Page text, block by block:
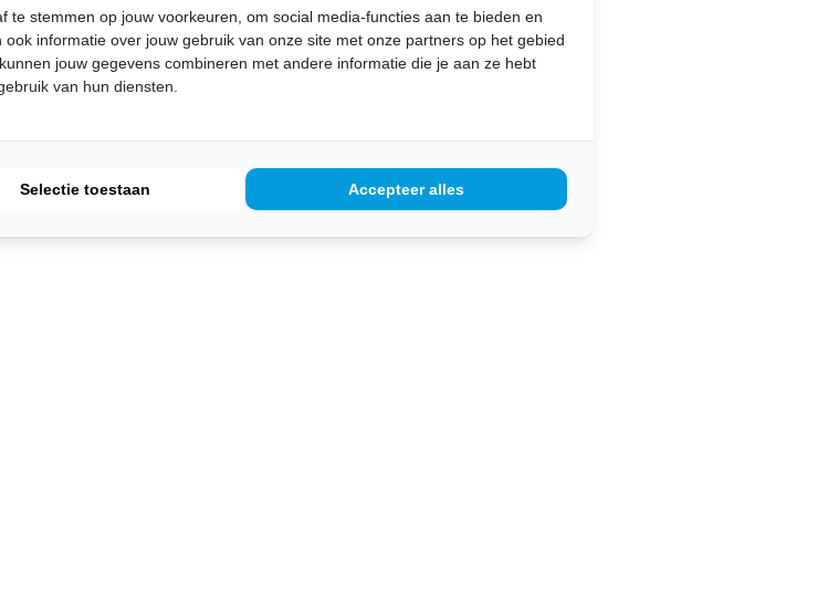
stemmen op jouw voorkeuren, om social media-functies aan te bieden en
informatie over jouw gebruik van onze site met onze partners op het gebied
jouw gegevens combineren met andere informatie die je aan ze hebt
van hun diensten.
Selectie toestaan Accepteer alles